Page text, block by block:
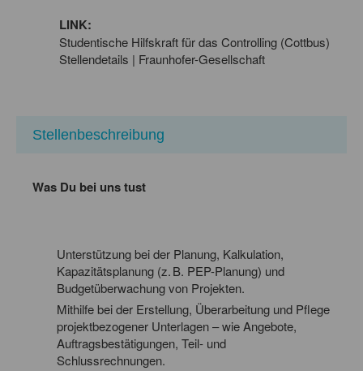
LINK:
Studentische Hilfskraft für das Controlling (Cottbus)
Stellendetails | Fraunhofer-Gesellschaft
Stellenbeschreibung
Was Du bei uns tust
Unterstützung bei der Planung, Kalkulation,
Kapazitätsplanung (z. B. PEP-Planung) und
Budgetüberwachung von Projekten.
Mithilfe bei der Erstellung, Überarbeitung und Pflege
projektbezogener Unterlagen – wie Angebote,
Auftragsbestätigungen, Teil- und
Schlussrechnungen.